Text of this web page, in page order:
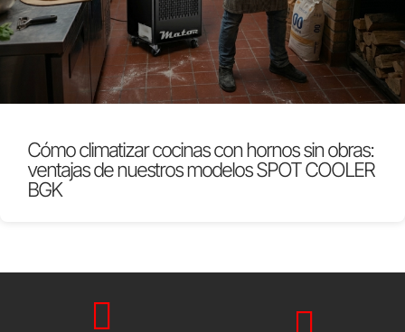
Cómo climatizar cocinas con hornos sin obras:
ventajas de nuestros modelos SPOT COOLER
BGK